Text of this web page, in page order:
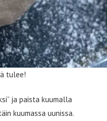
tulee!
ja paista kuumalla
kuumassa uunissa.